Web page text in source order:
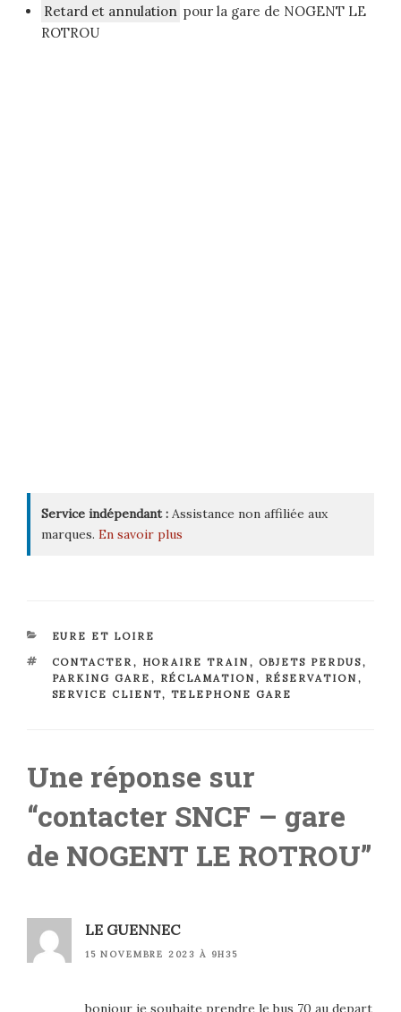
Retard et annulation pour la gare de NOGENT LE
ROTROU
Service indépendant : Assistance non affiliée aux
marques. En savoir plus
CATÉGORIES
EURE ET LOIRE
ÉTIQUETTES
CONTACTER, HORAIRE TRAIN , OBJETS PERDUS,
PARKING GARE , RÉCLAMATION , RÉSERVATION ,
SERVICE CLIENT, TELEPHONE GARE
Une réponse sur
“contacter SNCF – gare
de NOGENT LE ROTROU”
LE GUENNEC
15 NOVEMBRE 2023 À 9H35
bonjour je souhaite prendre le bus 70 au depart